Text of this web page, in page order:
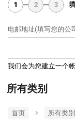
1 2 3
电邮地址(填写您的公
我们会为您建立一个
所有类别
首页 所有类別